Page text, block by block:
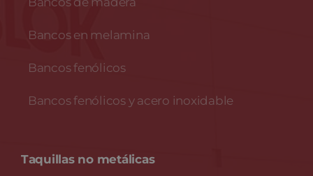
Bancos en melamina
Bancos fenólicos
Bancos fenólicos y acero inoxidable
Taquillas no metálicas